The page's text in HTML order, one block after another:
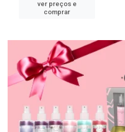
ver preços e
comprar